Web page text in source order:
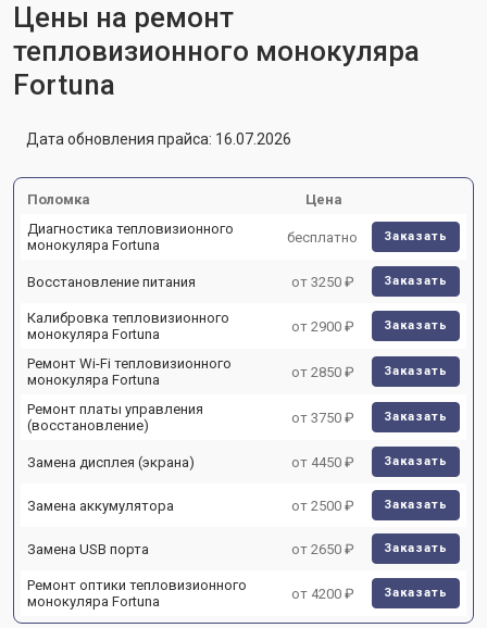
Цены на ремонт
тепловизионного монокуляра
Fortuna
Дата обновления прайса: 16.07.2026
Поломка
Цена
Диагностика тепловизионного
монокуляра Fortuna
бесплатно Заказать
Восстановление питания от 3250 ₽ Заказать
Калибровка тепловизионного
монокуляра Fortuna
от 2900 ₽ Заказать
Ремонт Wi-Fi тепловизионного
монокуляра Fortuna
от 2850 ₽ Заказать
Ремонт платы управления
(восстановление)
от 3750 ₽ Заказать
Замена дисплея (экрана) от 4450 ₽ Заказать
Замена аккумулятора от 2500 ₽ Заказать
Замена USB порта от 2650 ₽ Заказать
Ремонт оптики тепловизионного
монокуляра Fortuna
от 4200 ₽ Заказать